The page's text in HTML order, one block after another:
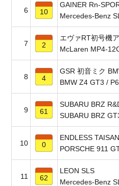
6 10
GAINER Rn-
Mercedes-Benz
7 2
エヴァRT初号機
McLaren MP4-
8 4
GSR 初音ミク
BMW Z4 GT3 /
9 61
SUBARU BRZ
SUBARU BRZ
10 0
ENDLESS
PORSCHE 911
11 62
LEON SLS
Mercedes-Benz